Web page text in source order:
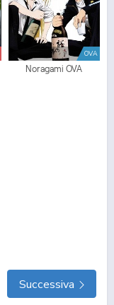
OVA
Noragami OVA
Successiva